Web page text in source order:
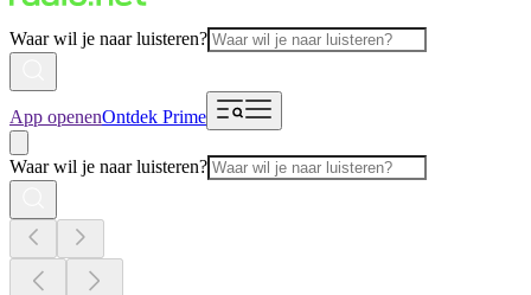
Waar wil je naar luisteren?
App openenOntdek Prime
Waar wil je naar luisteren?